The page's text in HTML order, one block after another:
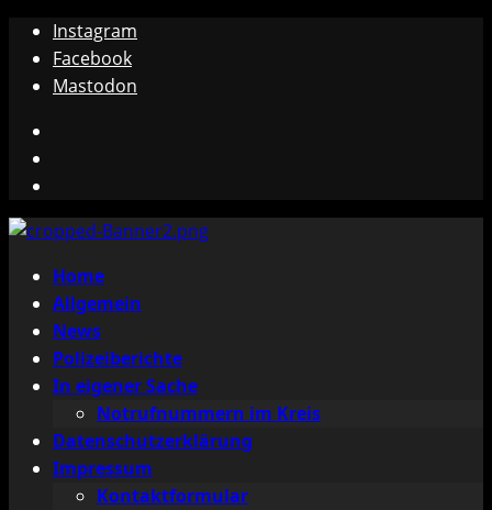
Zum
Inhalt
springen
Instagram
Facebook
Mastodon
Primäres
Menü
Home
Allgemein
News
Polizeiberichte
In eigener Sache
Notrufnummern im Kreis
Datenschutzerklärung
Impressum
Kontaktformular